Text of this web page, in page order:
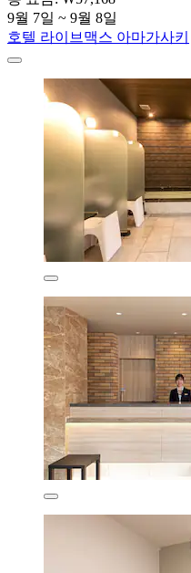
9월 7일 ~ 9월 8일
호텔 라이브맥스 아마가사키